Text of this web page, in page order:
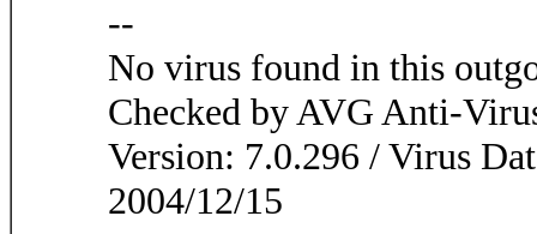
--
No virus found in this
Checked by AVG Anti-
Version: 7.0.296 / Virus
2004/12/15